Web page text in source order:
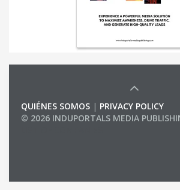
QUIÉNES SOMOS | PRIVACY POLICY
© 2026 INDUPORTALS MEDIA